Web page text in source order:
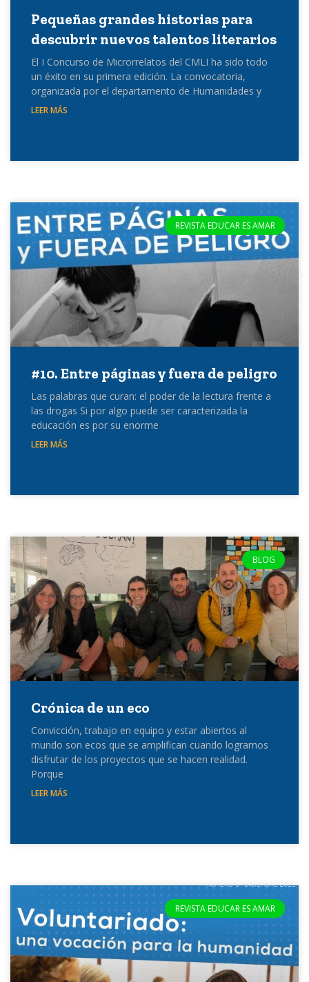
Pequeñas grandes historias para
descubrir nuevos talentos literarios
El I Concurso de Microrrelatos del CMLI ha sido todo
un éxito en su primera edición. La convocatoria,
organizada por el departamento de Humanidades y
LEER MÁS
REVISTA EDUCAR ES AMAR
#10. Entre páginas y fuera de peligro
Las palabras que curan: el poder de la lectura frente a
las drogas Si por algo puede ser caracterizada la
educación es por su enorme
LEER MÁS
BLOG
Crónica de un eco
Convicción, trabajo en equipo y estar abiertos al
mundo son ecos que se amplifican cuando logramos
disfrutar de los proyectos que se hacen realidad.
Porque
LEER MÁS
REVISTA EDUCAR ES AMAR